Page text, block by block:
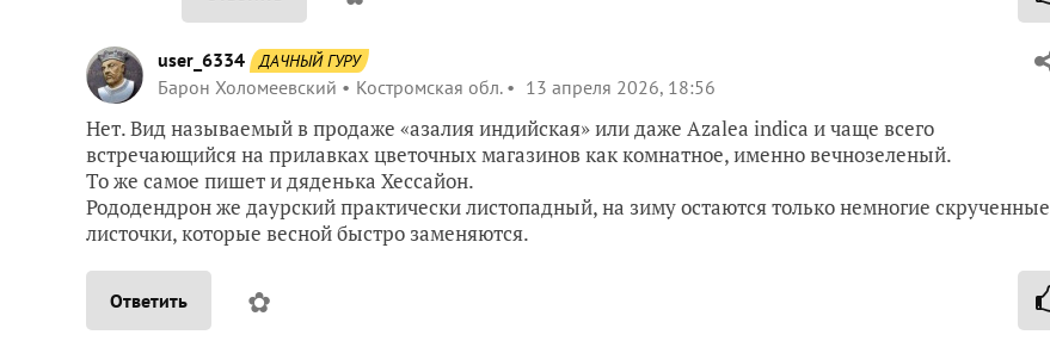
user_6334 ДАЧНЫЙ ГУРУ
Барон Холомеевский Костромская обл. 13 апреля 2026, 18:56
Нет. Вид называемый в продаже «азалия индийская» или даже Azalea indica и чаще всего
встречающийся на прилавках цветочных магазинов как комнатное, именно вечнозеленый.
То же самое пишет и дяденька Хессайон.
Рододендрон же даурский практически листопадный, на зиму остаются только немногие скрученные
листочки, которые весной быстро заменяются.
Ответить ✿